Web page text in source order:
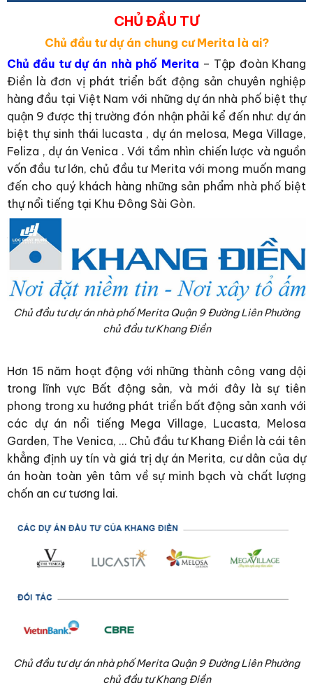
CHỦ ĐẦU TƯ
Chủ đầu tư dự án chung cư Merita là ai?
Chủ đầu tư dự án nhà phố Merita – Tập đoàn Khang
Điền là đơn vị phát triển bất động sản chuyên nghiệp
hàng đầu tại Việt Nam với những dự án nhà phố biệt thự
quận 9 được thị trường đón nhận phải kể đến như: dự án
biệt thự sinh thái lucasta , dự án melosa, Mega Village,
Feliza , dự án Venica . Với tầm nhìn chiến lược và nguồn
vốn đầu tư lớn, chủ đầu tư Merita với mong muốn mang
đến cho quý khách hàng những sản phẩm nhà phố biệt
thự nổi tiếng tại Khu Đông Sài Gòn.
Chủ đầu tư dự án nhà phố Merita Quận 9 Đường Liên Phường
chủ đầu tư Khang Điền
Hơn 15 năm hoạt động với những thành công vang dội
trong lĩnh vực Bất động sản, và mới đây là sự tiên
phong trong xu hướng phát triển bất động sản xanh với
các dự án nổi tiếng Mega Village, Lucasta, Melosa
Garden, The Venica, … Chủ đầu tư Khang Điền là cái tên
khẳng định uy tín và giá trị dự án Merita, cư dân của dự
án hoàn toàn yên tâm về sự minh bạch và chất lượng
chốn an cư tương lai.
Chủ đầu tư dự án nhà phố Merita Quận 9 Đường Liên Phường
chủ đầu tư Khang Điền